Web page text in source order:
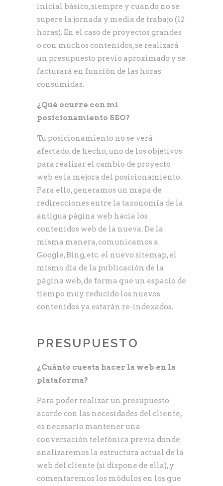
inicial básico, siempre y cuando no se
supere la jornada y media de trabajo (12
horas). En el caso de proyectos grandes
o con muchos contenidos, se realizará
un presupuesto previo aproximado y se
facturará en función de las horas
consumidas.
¿Qué ocurre con mi
posicionamiento SEO?
Tu posicionamiento no se verá
afectado, de hecho, uno de los objetivos
para realizar el cambio de proyecto
web es la mejora del posicionamiento.
Para ello, generamos un mapa de
redirecciones entre la taxonomía de la
antigua página web hacia los
contenidos web de la nueva. De la
misma manera, comunicamos a
Google, Bing, etc. el nuevo sitemap, el
mismo día de la publicación de la
página web, de forma que un espacio de
tiempo muy reducido los nuevos
contenidos ya estarán re-indexados.
PRESUPUESTO
¿Cuánto cuesta hacer la web en la
plataforma?
Para poder realizar un presupuesto
acorde con las necesidades del cliente,
es necesario mantener una
conversación telefónica previa donde
analizaremos la estructura actual de la
web del cliente (si dispone de ella), y
comentaremos los módulos en los que